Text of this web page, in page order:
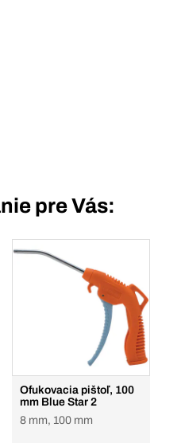
pre Vás:
Ofukovacia pištoľ, 100
mm Blue Star 2
8 mm, 100 mm